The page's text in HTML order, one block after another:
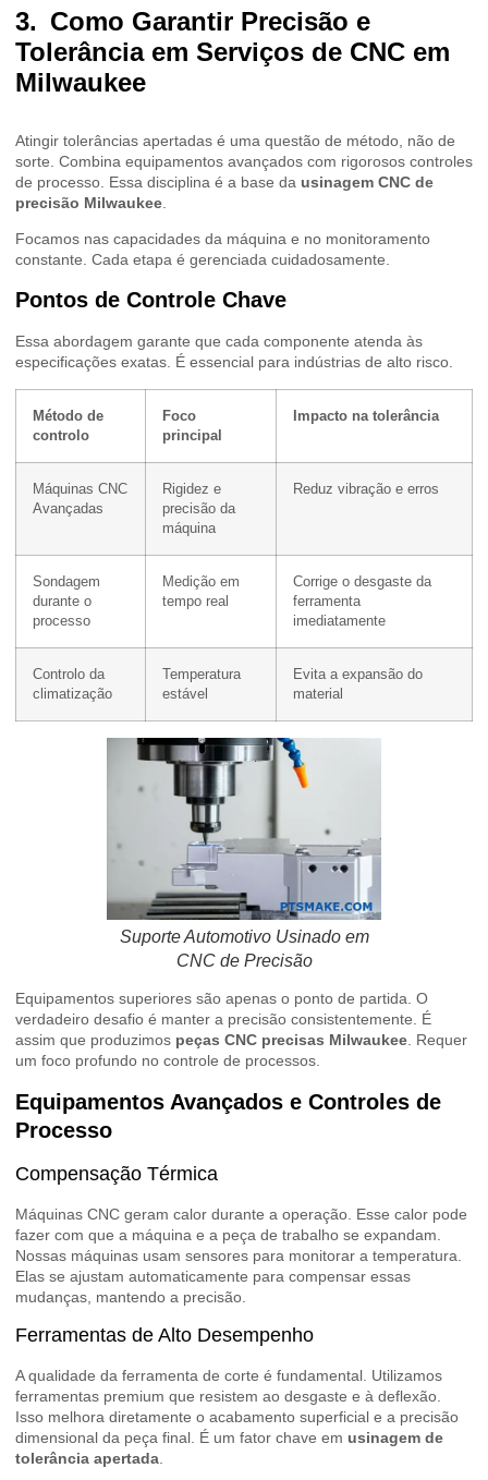
Como Garantir Precisão e
Tolerância em Serviços de CNC em
Milwaukee
Atingir tolerâncias apertadas é uma questão de método, não de
sorte. Combina equipamentos avançados com rigorosos controles
de processo. Essa disciplina é a base da usinagem CNC de
precisão Milwaukee
Focamos nas capacidades da máquina e no monitoramento
constante. Cada etapa é gerenciada cuidadosamente.
Pontos de Controle Chave
Essa abordagem garante que cada componente atenda às
especificações exatas. É essencial para indústrias de alto risco.
Método de
controlo
Foco
principal
Impacto na tolerância
Máquinas CNC
Avançadas
Rigidez e
precisão da
máquina
Reduz vibração e erros
Sondagem
durante o
processo
Medição em
tempo real
Corrige o desgaste da
ferramenta
imediatamente
Controlo da
climatização
Temperatura
estável
Evita a expansão do
material
Suporte Automotivo Usinado em
CNC de Precisão
Equipamentos superiores são apenas o ponto de partida. O
verdadeiro desafio é manter a precisão consistentemente. É
assim que produzimos peças CNC precisas Milwaukee. Requer
um foco profundo no controle de processos.
Equipamentos Avançados e Controles de
Processo
Compensação Térmica
Máquinas CNC geram calor durante a operação. Esse calor pode
fazer com que a máquina e a peça de trabalho se expandam.
Nossas máquinas usam sensores para monitorar a temperatura.
Elas se ajustam automaticamente para compensar essas
mudanças, mantendo a precisão.
Ferramentas de Alto Desempenho
A qualidade da ferramenta de corte é fundamental. Utilizamos
ferramentas premium que resistem ao desgaste e à deflexão.
Isso melhora diretamente o acabamento superficial e a precisão
dimensional da peça final. É um fator chave em usinagem de
tolerância apertada